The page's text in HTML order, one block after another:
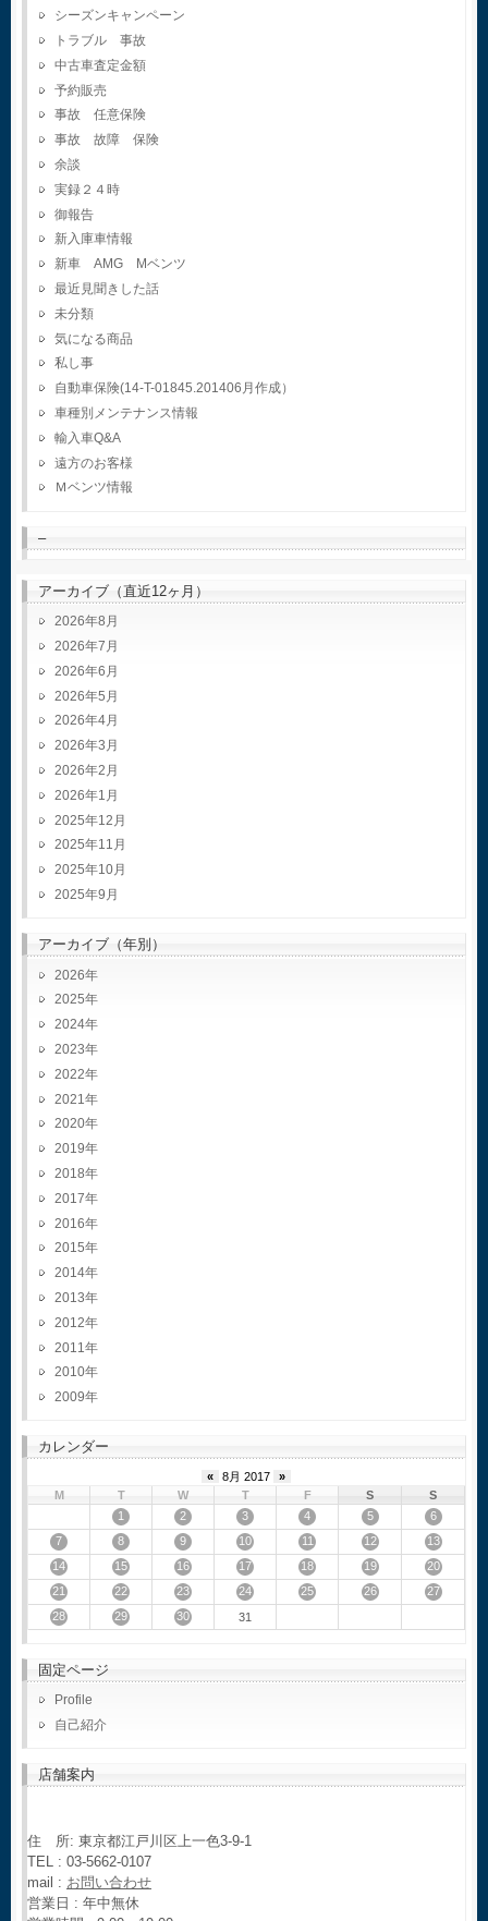
シーズンキャンペーン
トラブル 事故
中古車査定金額
予約販売
事故 任意保険
事故 故障 保険
余談
実録２４時
御報告
新入庫車情報
新車 AMG Mベンツ
最近見聞きした話
未分類
気になる商品
私し事
自動車保険(14-T-01845.201406月作成）
車種別メンテナンス情報
輸入車Q&A
遠方のお客様
Ｍベンツ情報
–
アーカイブ（直近12ヶ月）
2026年8月
2026年7月
2026年6月
2026年5月
2026年4月
2026年3月
2026年2月
2026年1月
2025年12月
2025年11月
2025年10月
2025年9月
アーカイブ（年別）
2026
2025
2024
2023
2022
2021
2020
2019
2018
2017
2016
2015
2014
2013
2012
2011
2010
2009
カレンダー
« 8月 2017
»
M
T W T F S
S
1
2 3 4 5
6
7
8 9 10 11 12
13
14
15 16 17 18 19
20
21
22 23 24 25 26
27
28
29 30 31
固定ページ
Profile
自己紹介
店舗案内
住 所: 東京都江戸川区上一色3-9-1
TEL : 03-5662-0107
mail : お問い合わせ
営業日 : 年中無休